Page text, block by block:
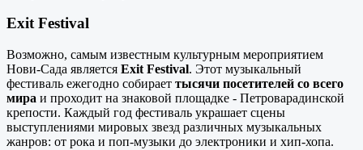
Exit Festival
Возможно, самым известным культурным мероприятием
Нови-Сада является Exit Festival. Этот музыкальный
фестиваль ежегодно собирает тысячи посетителей со всего
мира и проходит на знаковой площадке - Петроварадинской
крепости. Каждый год фестиваль украшает сцены
выступлениями мировых звезд различных музыкальных
жанров: от рока и поп-музыки до электроники и хип-хопа.